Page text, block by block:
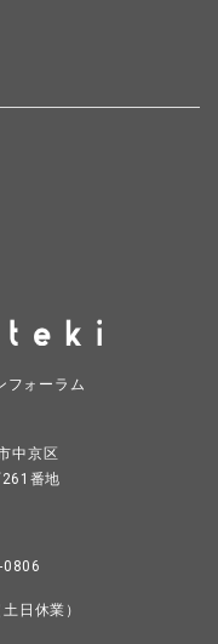
ォーラム
中京区
番地
日休業）